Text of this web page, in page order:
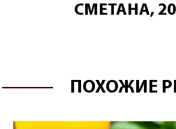
СМЕТАНА,
ПОХОЖИЕ